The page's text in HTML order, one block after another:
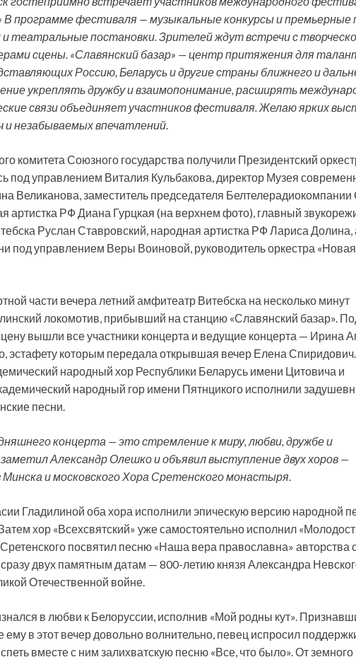
В программе фестиваля — музыкальные конкурсы и премьерные
театральные постановки. Зрителей ждут встречи с
сцены. «Славянский базар» — центр притяжения для
Россию, Беларусь и другие страны ближнего и
укреплять дружбу и взаимопонимание, расширять
связи объединяет участников фестиваля. Желаю ярких
и незабываемых впечатлений.
комитета Союзного государства получили Президентский
под управлением Виталия Кульбакова, директор Музея
Великанова, заместитель председателя Белтелерадиокомпании
артистка РФ Диана Гурцкая (на верхнем фото), главный
Руслан Ставровский, народная артистка РФ Лариса
под управлением Веры Воиновой, руководитель оркестра
части вечера летний амфитеатр Витебска на несколько минут
локомотив, прибывший на станцию «Славянский базар».
вышли все участники концерта и ведущие концерта — Ирина
эстафету которым передала открывшая вечер Елена Спиридович.
народный хор Республики Беларусь имени Цитовича и
народный гор имени Пятнцикого исполнили
песни.
концерта — это стремление к миру, любви, дружбе и
Александр Олешко и объявил выступление двух хоров —
Минска и московского Хора Сретенского монастыря.
Гладилиной оба хора исполнили эпическую версию народной
хор «Всехсвятский» уже самостоятельно исполнил
посвятил песню «Наша вера православна» авторства
двух памятным датам — 800-летию князя Александра
Отечественной войне.
в любви к Белоруссии, исполнив «Мой родны кут».
ему в этот вечер довольно волнительно, певец испросил
вместе с ним залихватскую песню «Все, что было». От земного